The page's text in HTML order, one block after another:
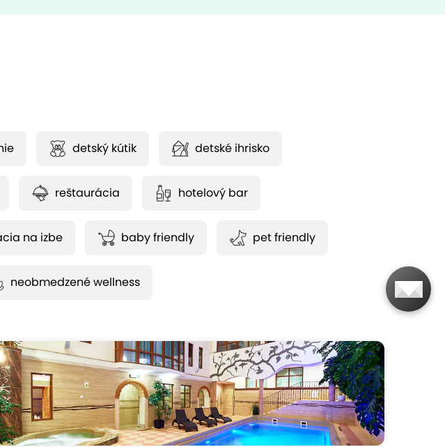
detský kútik detské ihrisko
reštaurácia hotelový bar
na izbe baby friendly pet friendly
neobmedzené wellness